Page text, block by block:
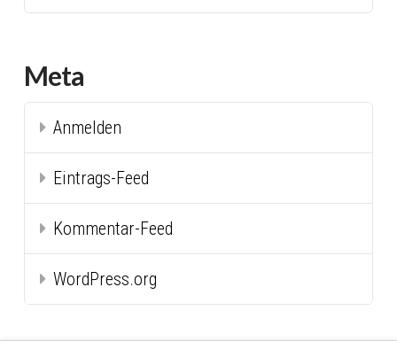
Meta
Anmelden
Eintrags-Feed
Kommentar-Feed
WordPress.org